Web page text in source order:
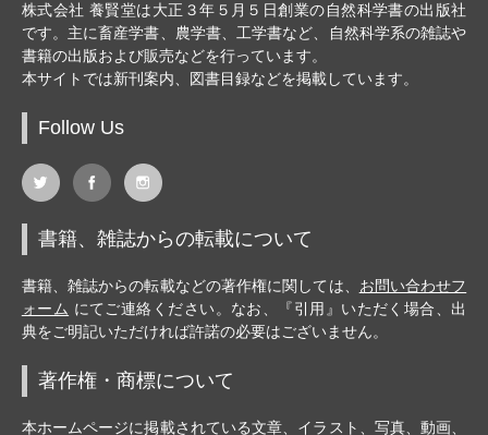
株式会社 養賢堂は大正３年５月５日創業の自然科学書の出版社
です。主に畜産学書、農学書、工学書など、自然科学系の雑誌や
書籍の出版および販売などを行っています。
本サイトでは新刊案内、図書目録などを掲載しています。
Follow Us
書籍、雑誌からの転載について
書籍、雑誌からの転載などの著作権に関しては、 お問い合わせフ
ォーム にてご連絡ください。なお、『引用』いただく場合、出
典をご明記いただければ許諾の必要はございません。
著作権・商標について
本ホームページに掲載されている文章、イラスト、写真、動画、